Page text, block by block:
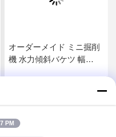
オーダーメイド ミニ掘削
機 水力傾斜バケツ 幅
PM